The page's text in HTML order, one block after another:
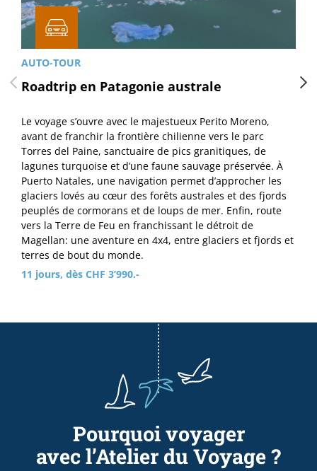
AUTO-TOUR
Roadtrip en Patagonie australe
Le voyage s’ouvre avec le majestueux Perito Moreno,
avant de franchir la frontière chilienne vers le parc
Torres del Paine, sanctuaire de pics granitiques, de
lagunes turquoise et d’une faune sauvage préservée. À
Puerto Natales, une navigation permet d’approcher les
glaciers lovés au cœur des forêts australes et des fjords
peuplés de cormorans et de loups de mer. Enfin, route
vers la Terre de Feu en franchissant le détroit de
Magellan: une aventure en 4x4, entre glaciers et fjords et
terres de bout du monde.
11 jours, dès CHF 3’990.-
Pourquoi voyager
avec l’Atelier du Voyage ?